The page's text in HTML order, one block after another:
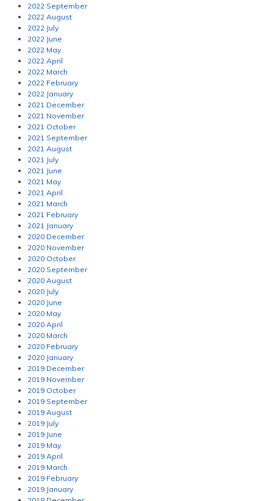
2022 September
2022 August
2022 July
2022 June
2022 May
2022 April
2022 March
2022 February
2022 January
2021 December
2021 November
2021 October
2021 September
2021 August
2021 July
2021 June
2021 May
2021 April
2021 March
2021 February
2021 January
2020 December
2020 November
2020 October
2020 September
2020 August
2020 July
2020 June
2020 May
2020 April
2020 March
2020 February
2020 January
2019 December
2019 November
2019 October
2019 September
2019 August
2019 July
2019 June
2019 May
2019 April
2019 March
2019 February
2019 January